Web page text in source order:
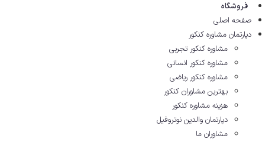
فروشگاه
صفحه اصلی
دپارتمان مشاوره کنکور
مشاوره کنکور تجربی
مشاوره کنکور انسانی
مشاوره کنکور ریاضی
بهترین مشاوران کنکور
هزینه مشاوره کنکور
دپارتمان والدین نوتروفیل
مشاوران ما